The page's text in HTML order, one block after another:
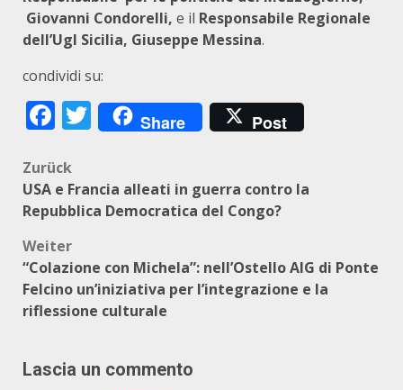
Giovanni Condorelli, e il Responsabile Regionale
dell’Ugl Sicilia, Giuseppe Messina.
condividi su:
Facebook
Twitter
Share Post
Beitragsnavigation
Zurück
USA e Francia alleati in guerra contro la
Repubblica Democratica del Congo?
Weiter
“Colazione con Michela”: nell’Ostello AIG di Ponte
Felcino un’iniziativa per l’integrazione e la
riflessione culturale
Lascia un commento